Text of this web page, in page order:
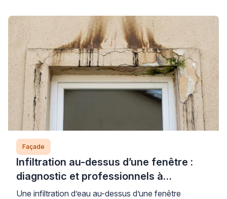
Façade
Infiltration au-dessus d’une fenêtre :
diagnostic et professionnels à
contacter
Une infiltration d’eau au-dessus d’une fenêtre